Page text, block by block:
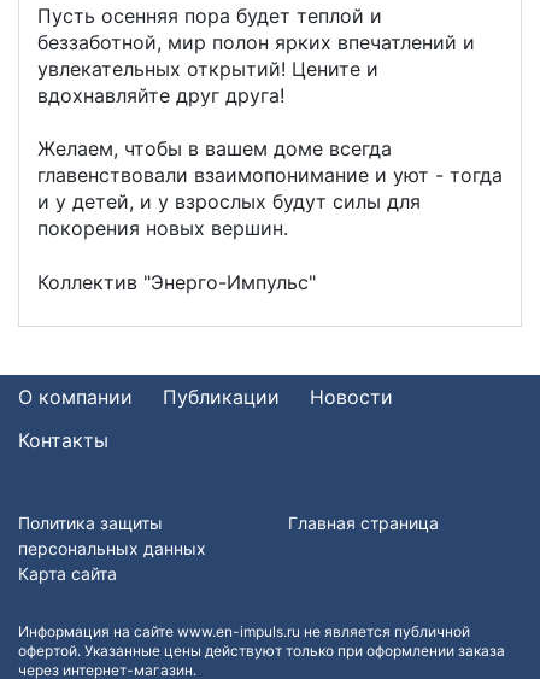
Пусть оcенняя пора будет теплой и
беззаботной, мир полон ярких впечатлений и
увлекательных открытий! Цените и
вдохнавляйте друг друга!
Желаем, чтобы в вашем доме всегда
главенствовали взаимопонимание и уют - тогда
и у детей, и у взрослых будут силы для
покорения новых вершин.
Коллектив "Энерго-Импульс"
О компании Публикации
Новости
Контакты
Политика защиты
персональных данных
Карта сайта
Главная страница
Информация на сайте www.en-impuls.ru не является публичной
офертой. Указанные цены действуют только при оформлении заказа
через интернет-магазин.